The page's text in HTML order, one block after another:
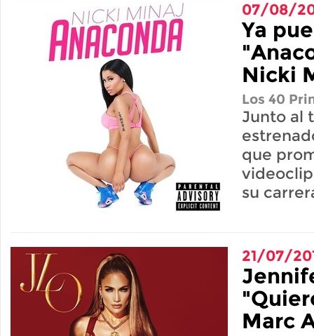
07/08/
Ya
Nicki
Los 40
Junto al
que
su
21/07/
Marc